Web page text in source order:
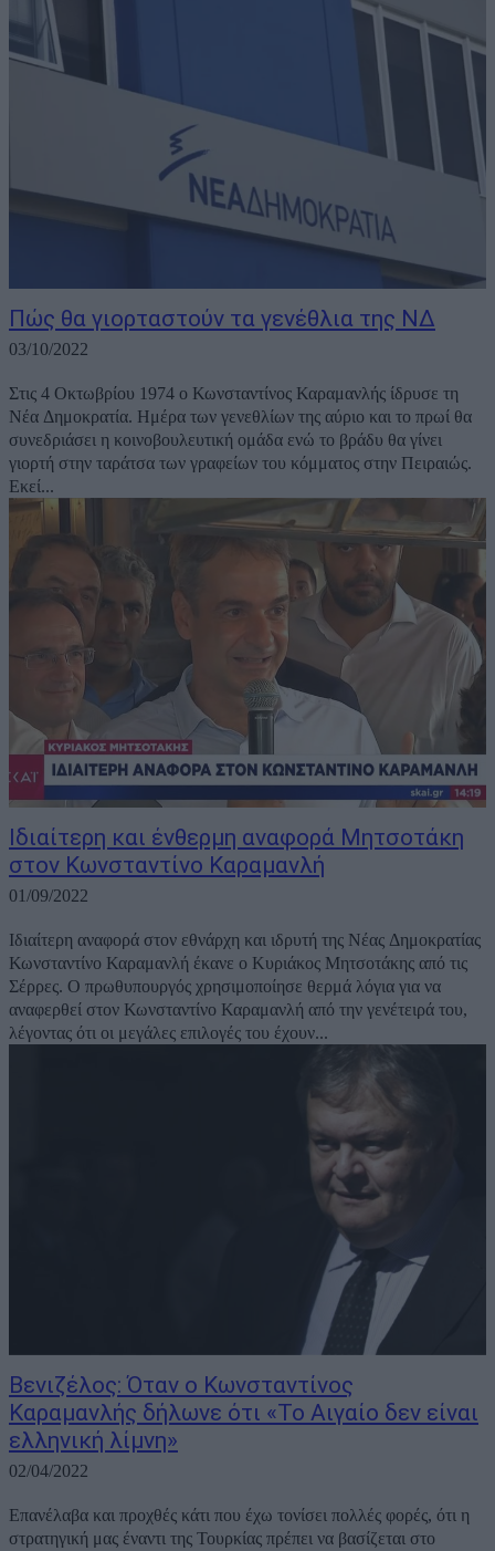
Πώς θα γιορταστούν τα γενέθλια της ΝΔ
03/10/2022
Στις 4 Οκτωβρίου 1974 ο Κωνσταντίνος Καραμανλής ίδρυσε τη
Νέα Δημοκρατία. Ημέρα των γενεθλίων της αύριο και το πρωί θα
συνεδριάσει η κοινοβουλευτική ομάδα ενώ το βράδυ θα γίνει
γιορτή στην ταράτσα των γραφείων του κόμματος στην Πειραιώς.
Εκεί...
Ιδιαίτερη και ένθερμη αναφορά Μητσοτάκη
στον Κωνσταντίνο Καραμανλή
01/09/2022
Ιδιαίτερη αναφορά στον εθνάρχη και ιδρυτή της Νέας Δημοκρατίας
Κωνσταντίνο Καραμανλή έκανε ο Κυριάκος Μητσοτάκης από τις
Σέρρες. Ο πρωθυπουργός χρησιμοποίησε θερμά λόγια για να
αναφερθεί στον Κωνσταντίνο Καραμανλή από την γενέτειρά του,
λέγοντας ότι οι μεγάλες επιλογές του έχουν...
Βενιζέλος: Όταν ο Κωνσταντίνος
Καραμανλής δήλωνε ότι «Το Αιγαίο δεν είναι
ελληνική λίμνη»
02/04/2022
Επανέλαβα και προχθές κάτι που έχω τονίσει πολλές φορές, ότι η
στρατηγική μας έναντι της Τουρκίας πρέπει να βασίζεται στο